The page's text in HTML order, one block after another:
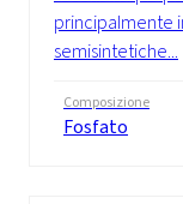
principalmente
semisintetiche...
Composizione
Fosfato